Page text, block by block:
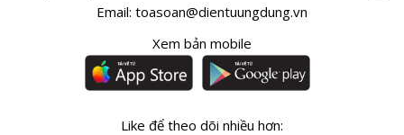
Email: toasoan@dientuungdung.vn
Xem bản mobile
Like để theo dõi nhiều hơn: